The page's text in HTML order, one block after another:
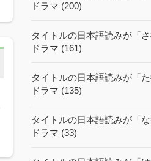
ドラマ (200)
タイトルの日本語読みが「
ドラマ (161)
タイトルの日本語読みが「
ドラマ (135)
タイトルの日本語読みが「
ドラマ (33)